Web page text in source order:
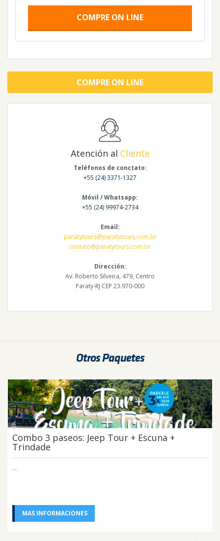
COMPRE ON LINE
COMPRE ON LINE
Atención al Cliente
Teléfonos de conctato:
+55 (24) 3371-1327
Móvil / Whatsapp:
+55 (24) 99974-2734
Email:
paratytours@paratytours.com.br
contato@paratytours.com.br
Dirección:
Av. Roberto Silveira, 479, Centro
Paraty-RJ CEP 23.970-000
Otros Paquetes
Combo 3 paseos: Jeep Tour + Escuna +
Trindade
...
MAS INFORMACIONES